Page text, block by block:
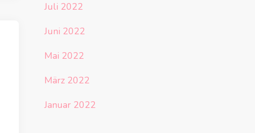
Juli 2022
Juni 2022
Mai 2022
März 2022
Januar 2022